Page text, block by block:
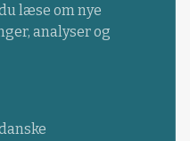
læse om nye
analyser og